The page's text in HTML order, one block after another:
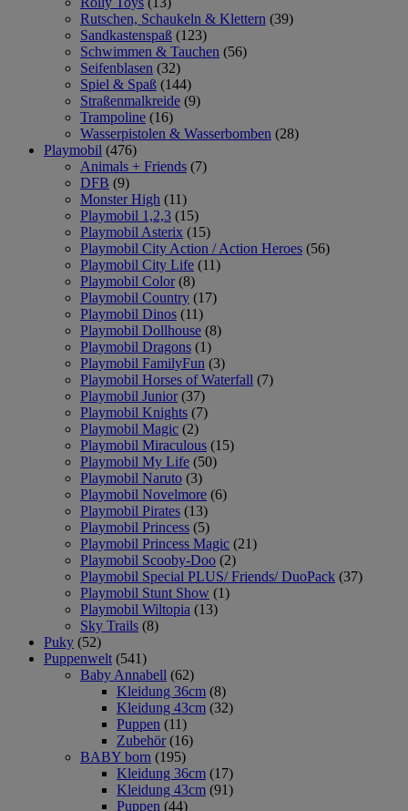
Rutschen, Schaukeln & Klettern (39)
Sandkastenspaß (123)
Schwimmen & Tauchen (56)
Seifenblasen (32)
Spiel & Spaß (144)
Straßenmalkreide (9)
Trampoline (16)
Wasserpistolen & Wasserbomben (28)
Playmobil (476)
Animals + Friends (7)
DFB (9)
Monster High (11)
Playmobil 1,2,3 (15)
Playmobil Asterix (15)
Playmobil City Action / Action Heroes (56)
Playmobil City Life (11)
Playmobil Color (8)
Playmobil Country (17)
Playmobil Dinos (11)
Playmobil Dollhouse (8)
Playmobil Dragons (1)
Playmobil FamilyFun (3)
Playmobil Horses of Waterfall (7)
Playmobil Junior (37)
Playmobil Knights (7)
Playmobil Magic (2)
Playmobil Miraculous (15)
Playmobil My Life (50)
Playmobil Naruto (3)
Playmobil Novelmore (6)
Playmobil Pirates (13)
Playmobil Princess (5)
Playmobil Princess Magic (21)
Playmobil Scooby-Doo (2)
Playmobil Special PLUS/ Friends/ DuoPack (37)
Playmobil Stunt Show (1)
Playmobil Wiltopia (13)
Sky Trails (8)
Puky (52)
Puppenwelt (541)
Baby Annabell (62)
Kleidung 36cm (8)
Kleidung 43cm (32)
Puppen (11)
Zubehör (16)
BABY born (195)
Kleidung 36cm (17)
Kleidung 43cm (91)
Puppen (44)